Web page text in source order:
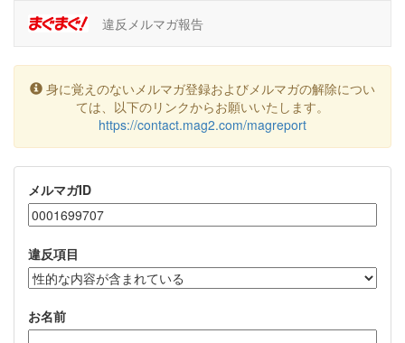
違反メルマガ報告
身に覚えのないメルマガ登録およびメルマガの解除につい
ては、以下のリンクからお願いいたします。
https://contact.mag2.com/magreport
メルマガID
違反項目
お名前